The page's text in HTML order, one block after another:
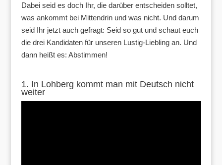
Dabei seid es doch Ihr, die darüber entscheiden solltet,
was ankommt bei Mittendrin und was nicht. Und darum
seid Ihr jetzt auch gefragt: Seid so gut und schaut euch
die drei Kandidaten für unseren Lustig-Liebling an. Und
dann heißt es: Abstimmen!
1. In Lohberg kommt man mit Deutsch nicht
weiter